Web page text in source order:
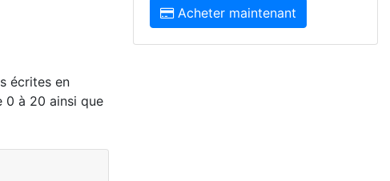
écrites en
0 à 20 ainsi que
Acheter maintenant